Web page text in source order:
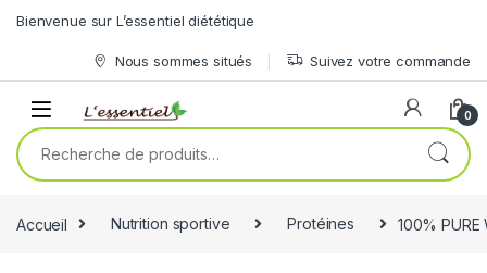
Skip to navigation
Bienvenue sur L’essentiel diététique
Nous sommes situés Suivez votre commande
0
Recherche pour :
Accueil Nutrition sportive Protéines 100% PURE